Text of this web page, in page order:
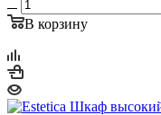
В корзину